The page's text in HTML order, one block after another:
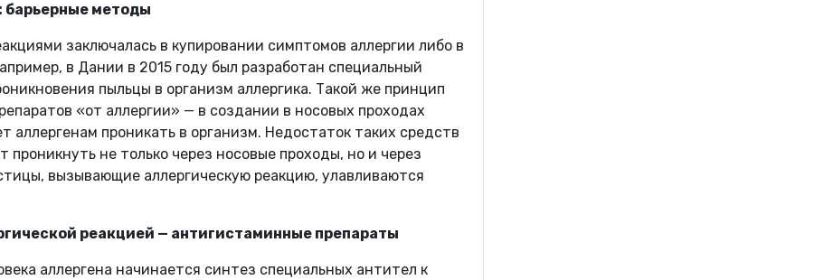
барьерные методы
заключалась в купировании симптомов аллергии либо в
в Дании в 2015 году был разработан специальный
пыльцы в организм аллергика. Такой же принцип
«от аллергии» — в создании в носовых проходах
аллергенам проникать в организм. Недостаток таких средств
проникнуть не только через носовые проходы, но и через
вызывающие аллергическую реакцию, улавливаются
реакцией — антигистаминные препараты
аллергена начинается синтез специальных антител к